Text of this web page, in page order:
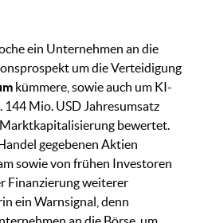
ein Unternehmen an die
um die Verteidigung
kümmere, sowie auch um KI-
Mio. USD Jahresumsatz
bewertet.
gegebenen Aktien
sowie von frühen Investoren
Finanzierung weiterer
ein Warnsignal, denn